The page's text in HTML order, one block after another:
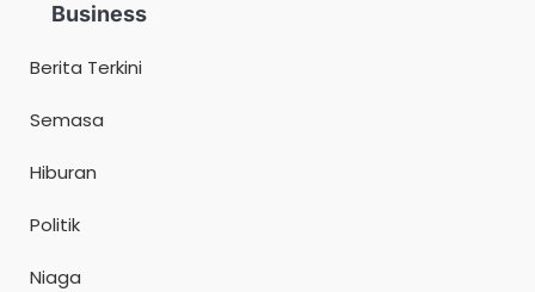
Business
Berita Terkini
Semasa
Hiburan
Politik
Niaga